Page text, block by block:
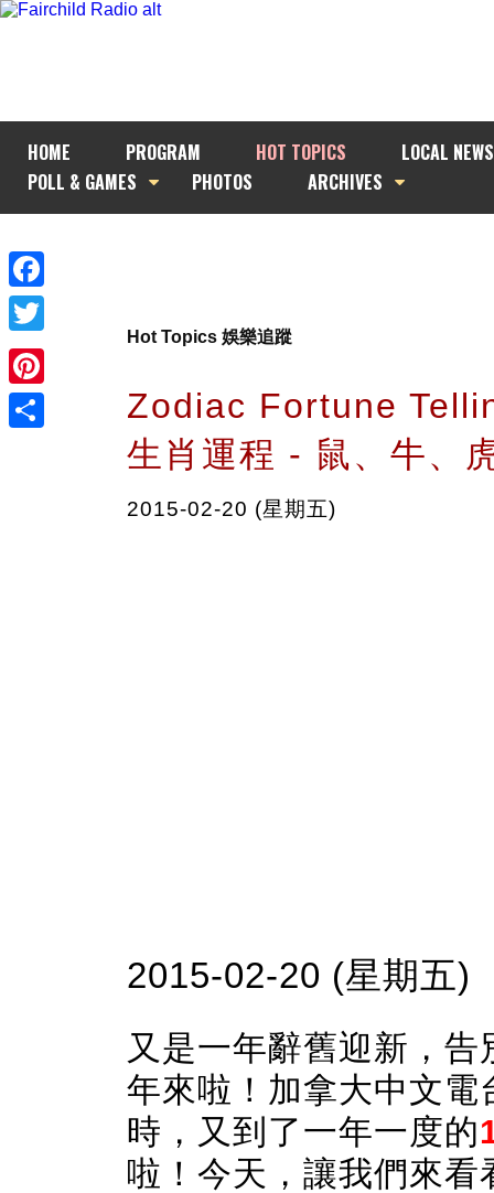
HOME PROGRAM HOT TOPICS
LOCAL NEWS
POLL & GAMES
PHOTOS ARCHIVES
Facebook
Twitter
Pinterest
Hot Topics 娛樂追蹤
Zodiac Fortune
生肖運程 - 鼠、牛、
2015-02-20 (星期五)
2015-02-20 (星期五)
又是一年辭舊迎新，
年來啦！加拿大中文
時，又到了一年一度的
啦！今天，讓我們來看